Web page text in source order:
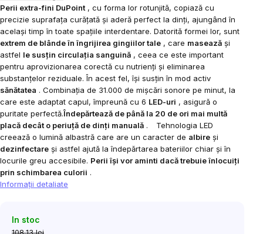
Perii extra-fini DuPoint , cu forma lor rotunjită, copiază cu
precizie suprafața curățată și aderă perfect la dinți, ajungând în
același timp în toate spațiile interdentare. Datorită formei lor, sunt
extrem de blânde în îngrijirea gingiilor tale , care masează și
astfel le susțin circulația sanguină , ceea ce este important
pentru aprovizionarea corectă cu nutrienți și eliminarea
substanțelor reziduale. În acest fel, își susțin în mod activ
sănătatea . Combinația de 31.000 de mișcări sonore pe minut, la
care este adaptat capul, împreună cu 6 LED-uri , asigură o
puritate perfectă.Îndepărtează de până la 20 de ori mai multă
placă decât o periuță de dinți manuală .
Tehnologia LED
creează o lumină albastră care are un caracter de albire și
dezinfectare și astfel ajută la îndepărtarea bateriilor chiar și în
locurile greu accesibile. Perii își vor aminti dacă trebuie înlocuiți
prin schimbarea culorii .
Informaţii detaliate
In stoc